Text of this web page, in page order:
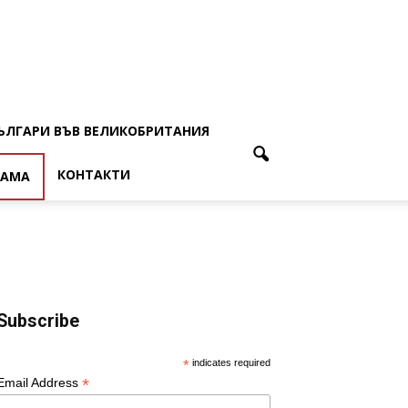
ВЪВ ВЕЛИКОБРИТАНИЯ
КОНТАКТИ
* indicates required
Address *